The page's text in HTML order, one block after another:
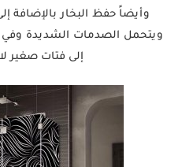
وأيضاً حفظ البخار بالإضافة
ويتحمل الصدمات الشديدة وفي
إلى فتات صغير